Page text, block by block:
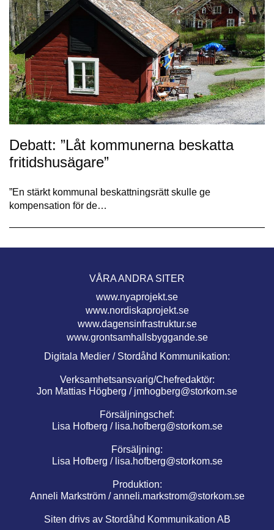
Debatt: ”Låt kommunerna beskatta
fritidshusägare”
”En stärkt kommunal beskattningsrätt skulle ge
kompensation för de…
VÅRA ANDRA SITER
www.nyaprojekt.se
www.nordiskaprojekt.se
www.dagensinfrastruktur.se
www.grontsamhallsbyggande.se
Digitala Medier / Stordåhd Kommunikation:
Verksamhetsansvarig/Chefredaktör:
Jon Mattias Högberg / jmhogberg@storkom.se
Försäljningschef:
Lisa Hofberg / lisa.hofberg@storkom.se
Försäljning:
Lisa Hofberg / lisa.hofberg@storkom.se
Produktion:
Anneli Markström /anneli.markstrom@storkom.se
Siten drivs av Stordåhd Kommunikation AB